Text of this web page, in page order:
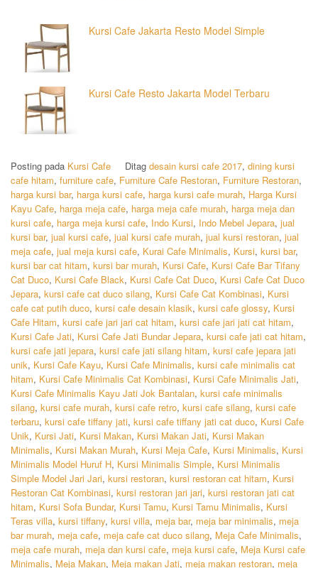
Kursi Cafe Jakarta Resto Model Simple
Kursi Cafe Resto Jakarta Model Terbaru
Posting pada Kursi Cafe Ditag desain kursi cafe 2017, dining kursi
cafe hitam, furniture cafe, Furniture Cafe Restoran, Furniture Restoran,
harga kursi bar, harga kursi cafe, harga kursi cafe murah, Harga Kursi
Kayu Cafe, harga meja cafe, harga meja cafe murah, harga meja dan
kursi cafe, harga meja kursi cafe, Indo Kursi, Indo Mebel Jepara, jual
kursi bar, jual kursi cafe, jual kursi cafe murah, jual kursi restoran, jual
meja cafe, jual meja kursi cafe, Kurai Cafe Minimalis, Kursi, kursi bar,
kursi bar cat hitam, kursi bar murah, Kursi Cafe, Kursi Cafe Bar Tifany
Cat Duco, Kursi Cafe Black, Kursi Cafe Cat Duco, Kursi Cafe Cat Duco
Jepara, kursi cafe cat duco silang, Kursi Cafe Cat Kombinasi, Kursi
cafe cat putih duco, kursi cafe desain klasik, kursi cafe glossy, Kursi
Cafe Hitam, kursi cafe jari jari cat hitam, kursi cafe jari jati cat hitam,
Kursi Cafe Jati, Kursi Cafe Jati Bundar Jepara, kursi cafe jati cat hitam,
kursi cafe jati jepara, kursi cafe jati silang hitam, kursi cafe jepara jati
unik, Kursi Cafe Kayu, Kursi Cafe Minimalis, kursi cafe minimalis cat
hitam, Kursi Cafe Minimalis Cat Kombinasi, Kursi Cafe Minimalis Jati,
Kursi Cafe Minimalis Kayu Jati Jok Bantalan, kursi cafe minimalis
silang, kursi cafe murah, kursi cafe retro, kursi cafe silang, kursi cafe
terbaru, kursi cafe tiffany jati, kursi cafe tiffany jati cat duco, Kursi Cafe
Unik, Kursi Jati, Kursi Makan, Kursi Makan Jati, Kursi Makan
Minimalis, Kursi Makan Murah, Kursi Meja Cafe, Kursi Minimalis, Kursi
Minimalis Model Huruf H, Kursi Minimalis Simple, Kursi Minimalis
Simple Model Jari Jari, kursi restoran, kursi restoran cat hitam, Kursi
Restoran Cat Kombinasi, kursi restoran jari jari, kursi restoran jati cat
hitam, Kursi Sofa Bundar, Kursi Tamu, Kursi Tamu Minimalis, Kursi
Teras villa, kursi tiffany, kursi villa, meja bar, meja bar minimalis, meja
bar murah, meja cafe, meja cafe cat duco silang, Meja Cafe Minimalis,
meja cafe murah, meja dan kursi cafe, meja kursi cafe, Meja Kursi cafe
Minimalis, Meja Makan, Meja makan Jati, meja makan restoran, meja